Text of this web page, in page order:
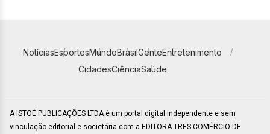
NotíciasEsportesMundoBrasilGenteEntretenimento
CidadesCiênciaSaúde
A ISTOÉ PUBLICAÇÕES LTDA é um portal digital independente e sem
vinculação editorial e societária com a EDITORA TRES COMÉRCIO DE